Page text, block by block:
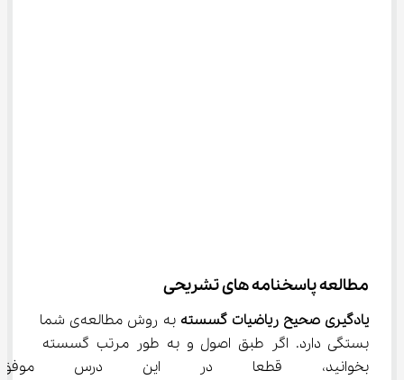
مطالعه پاسخنامه های تشریحی
یادگیری صحیح ریاضیات گسسته
به روش‌ مطالعه‌ی شما
بستگی دارد. اگر طبق اصول و به طور مرتب گسسته
بخوانید، قطعا در این درس